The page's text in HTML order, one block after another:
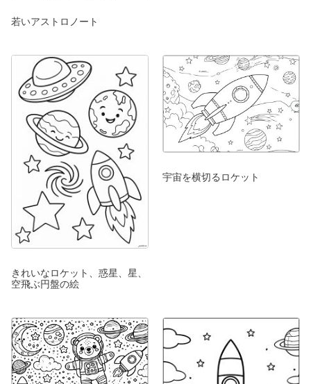
若いアストロノート
きれいなロケット、惑星、星、
空飛ぶ円盤の絵
宇宙を横切るロケット